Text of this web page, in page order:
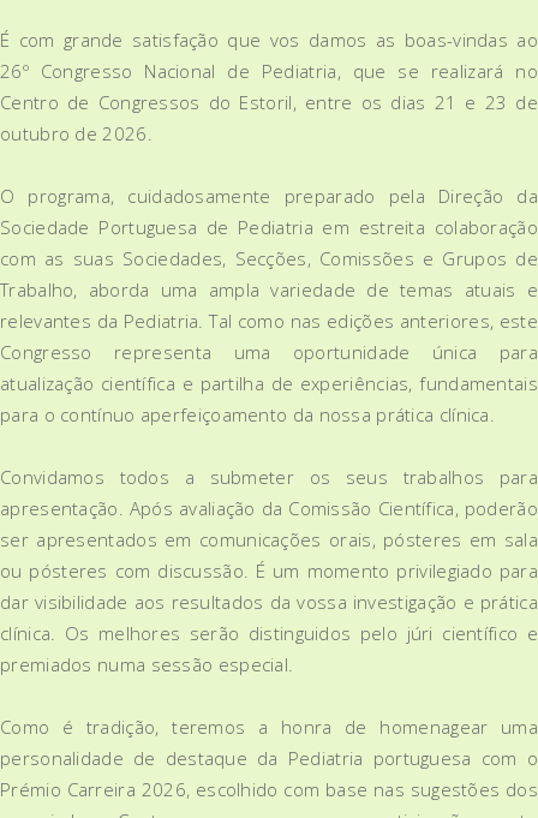
É com grande satisfação que vos damos as boas-vindas ao
26º Congresso Nacional de Pediatria, que se realizará no
Centro de Congressos do Estoril, entre os dias 21 e 23 de
outubro de 2026.
O programa, cuidadosamente preparado pela Direção da
Sociedade Portuguesa de Pediatria em estreita colaboração
com as suas Sociedades, Secções, Comissões e Grupos de
Trabalho, aborda uma ampla variedade de temas atuais e
relevantes da Pediatria. Tal como nas edições anteriores, este
Congresso representa uma oportunidade única para
atualização científica e partilha de experiências, fundamentais
para o contínuo aperfeiçoamento da nossa prática clínica.
Convidamos todos a submeter os seus trabalhos para
apresentação. Após avaliação da Comissão Científica, poderão
ser apresentados em comunicações orais, pósteres em sala
ou pósteres com discussão. É um momento privilegiado para
dar visibilidade aos resultados da vossa investigação e prática
clínica. Os melhores serão distinguidos pelo júri científico e
premiados numa sessão especial.
Como é tradição, teremos a honra de homenagear uma
personalidade de destaque da Pediatria portuguesa com o
Prémio Carreira 2026, escolhido com base nas sugestões dos